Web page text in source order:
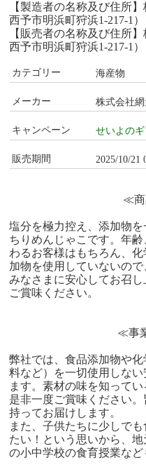
【製造者の名称及び住所
西予市明浜町狩浜1-217-1）
【販売者の名称及び住所
西予市明浜町狩浜1-217-1）
カテゴリー 海産物
メーカー 株式会社
キャンペーン せいよの
販売期間 2025/10/21
≪商
塩分を極力控え、添加物
ちりめんじゃこです。年
わるお客様はもちろん、
加物を使用していないので
みなさまに安心してお召
ご賞味ください。
≪事
弊社では、食品添加物や
料など）を一切使用しな
ます。素材の味を知って
是非一度ご賞味ください
持ってお届けします。
また、子供たちに少しで
たい！という思いから、
の小中学校の食育授業など